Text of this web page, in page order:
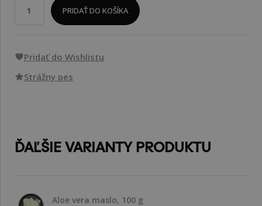
PRIDAŤ DO KOŠÍKA
Pridať do Wishlistu
Strážny pes
ĎAĽŠIE VARIANTY PRODUKTU
Aloe vera maslo, 100 g